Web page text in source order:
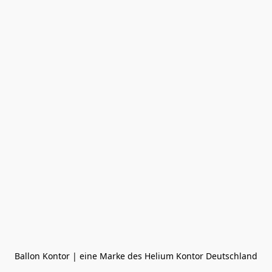
Ballon Kontor | eine Marke des Helium Kontor Deutschland